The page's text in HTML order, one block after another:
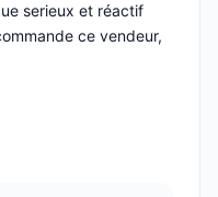
serieux et réactif
ce vendeur,